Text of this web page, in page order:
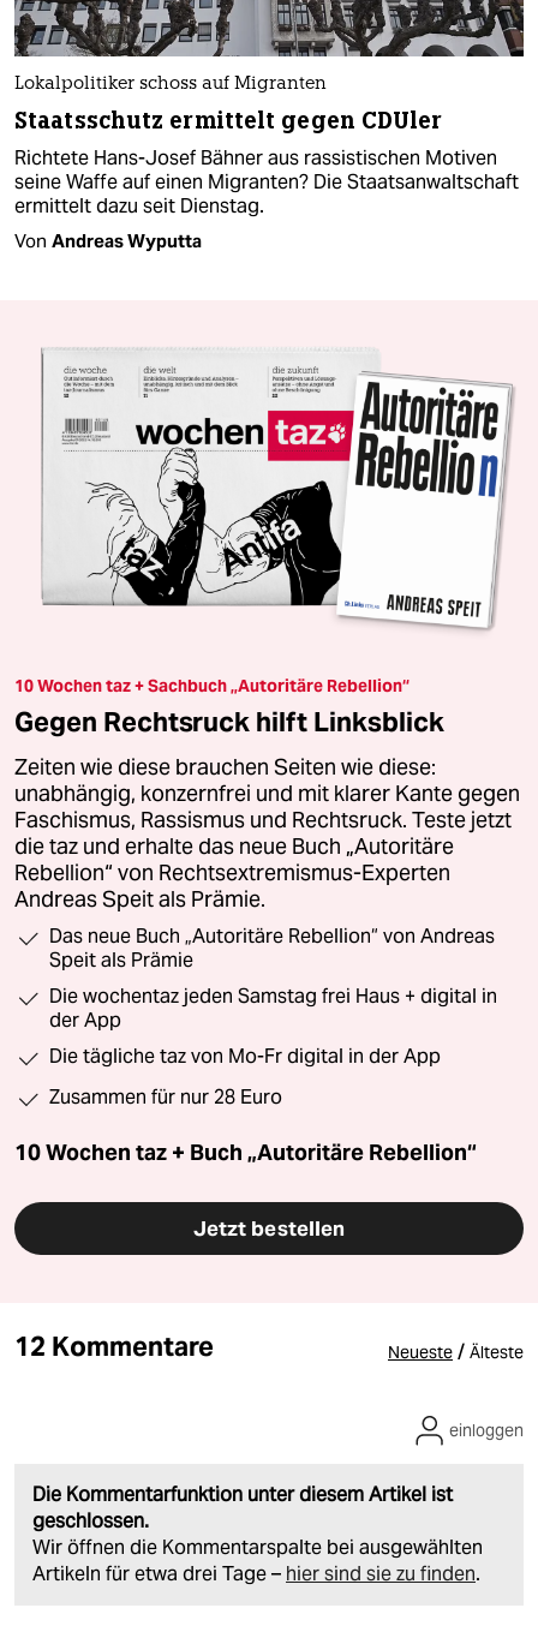
Lokalpolitiker schoss auf Migranten
Staatsschutz ermittelt gegen CDUler
Richtete Hans-Josef Bähner aus rassistischen Motiven
seine Waffe auf einen Migranten? Die Staatsanwaltschaft
ermittelt dazu seit Dienstag.
Von Andreas Wyputta
10 Wochen taz + Sachbuch „Autoritäre Rebellion“
Gegen Rechtsruck hilft Linksblick
Zeiten wie diese brauchen Seiten wie diese:
unabhängig, konzernfrei und mit klarer Kante gegen
Faschismus, Rassismus und Rechtsruck. Teste jetzt
die taz und erhalte das neue Buch „Autoritäre
Rebellion“ von Rechtsextremismus-Experten
Andreas Speit als Prämie.
Das neue Buch „Autoritäre Rebellion“ von Andreas
Speit als Prämie
Die wochentaz jeden Samstag frei Haus + digital in
der App
Die tägliche taz von Mo-Fr digital in der App
Zusammen für nur 28 Euro
10 Wochen taz + Buch „Autoritäre Rebellion“
Jetzt bestellen
12 Kommentare Neueste / Älteste
Die Kommentarfunktion unter diesem Artikel ist
geschlossen.
Wir öffnen die Kommentarspalte bei ausgewählten
Artikeln für etwa drei Tage – hier sind sie zu finden.
einloggen